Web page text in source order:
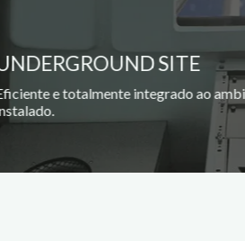
SITE
e totalmente integrado ao